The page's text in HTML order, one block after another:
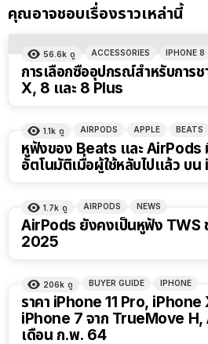
คุณอาจชอบเรื่องราวเหล่านี้
56.6k ดู ACCESSORIES IPHONE 8
การเลือกซื้ออุปกรณ์สำหรับการ
X, 8 และ 8 Plus
1.1k ดู AIRPODS APPLE BEATS
หูฟังของ Beats และ AirPods
อัตโนมัติเมื่อผู้ใช้หลับไปแล้ว บน
1.7k ดู AIRPODS NEWS
AirPods ยังคงเป็นหูฟัง TWS
2025
206k ดู BUYER GUIDE IPHONE
ราคา iPhone 11 Pro,
iPhone 7 จาก TrueMove H,
เดือน ก.พ. 64